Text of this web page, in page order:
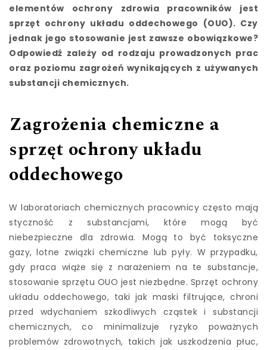
elementów ochrony zdrowia pracowników jest
sprzęt ochrony układu oddechowego (OUO). Czy
jednak jego stosowanie jest zawsze obowiązkowe?
Odpowiedź zależy od rodzaju prowadzonych prac
oraz poziomu zagrożeń wynikających z używanych
substancji chemicznych.
Zagrożenia chemiczne a
sprzęt ochrony układu
oddechowego
W laboratoriach chemicznych pracownicy często mają
styczność z substancjami, które mogą być
niebezpieczne dla zdrowia. Mogą to być toksyczne
gazy, lotne związki chemiczne lub pyły. W przypadku,
gdy praca wiąże się z narażeniem na te substancje,
stosowanie sprzętu OUO jest niezbędne. Sprzęt ochrony
układu oddechowego, taki jak maski filtrujące, chroni
przed wdychaniem szkodliwych cząstek i substancji
chemicznych, co minimalizuje ryzyko poważnych
problemów zdrowotnych, takich jak uszkodzenia płuc,